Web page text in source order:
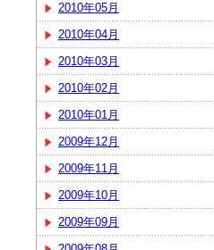
2010年05月
2010年04月
2010年03月
2010年02月
2010年01月
2009年12月
2009年11月
2009年10月
2009年09月